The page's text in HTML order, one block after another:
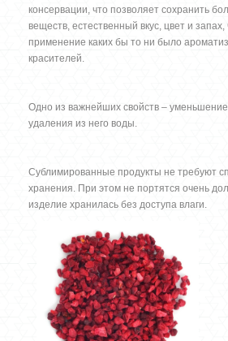
консервации, что позволяет сохранить
веществ, естественный вкус, цвет и
применение каких бы то ни было
красителей.
Одно из важнейших свойств –
удаления из него воды.
Сублимированные продукты не требуют
хранения. При этом не портятся очень
изделие хранилась без доступа влаги.